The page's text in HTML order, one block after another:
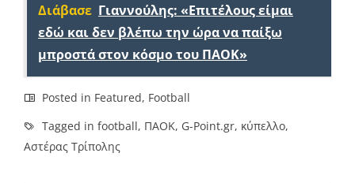
Διάβασε Γιαννούλης: «Επιτέλους είμαι
εδώ και δεν βλέπω την ώρα να παίξω
μπροστά στον κόσμο του ΠΑΟΚ»
Posted in Featured, Football
Tagged in football, ΠΑΟΚ, G-Point.gr, κύπελλο,
Αστέρας Τρίπολης